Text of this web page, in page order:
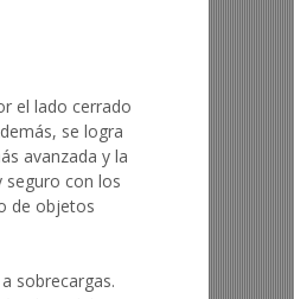
el lado cerrado
se logra
avanzada y la
seguro con los
de objetos
sobrecargas.